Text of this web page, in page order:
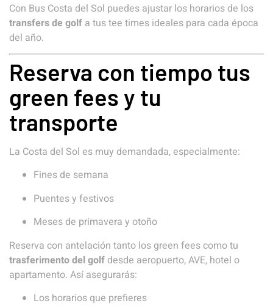
Con Bus Costa del Sol puedes ajustar los horarios de los
transfers de golf a tus tee times ideales para cada época
del año.
Reserva con tiempo tus
green fees y tu
transporte
La Costa del Sol es muy demandada, especialmente:
Fines de semana
Puentes y festivos
Meses de primavera y otoño
Reserva con antelación tanto los green fees como tu
trasferimento del golf desde aeropuerto, AVE, hotel o
apartamento. Así asegurarás:
Los horarios que prefieres